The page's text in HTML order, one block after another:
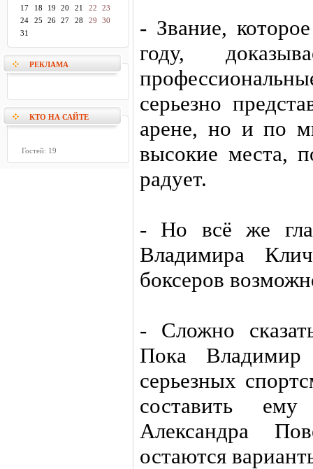
17
18 19 20 21 22
23
24
25 26 27 28 29
30
31
РЕКЛАМА
КТО НА САЙТЕ
Гостей: 19
- Звание,
году,
серьезно
арене, но и по
высокие места,
радует.
- Но всё же
Владимира
боксеров
- Сложно
Пока
серьезных
составить
Александра
остаются